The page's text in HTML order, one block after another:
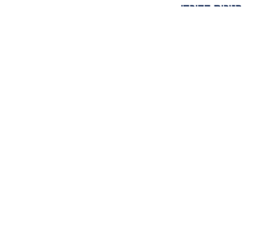
מטרות הקורס: